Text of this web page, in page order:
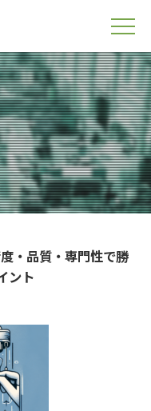
・品質・専門性で勝
ント